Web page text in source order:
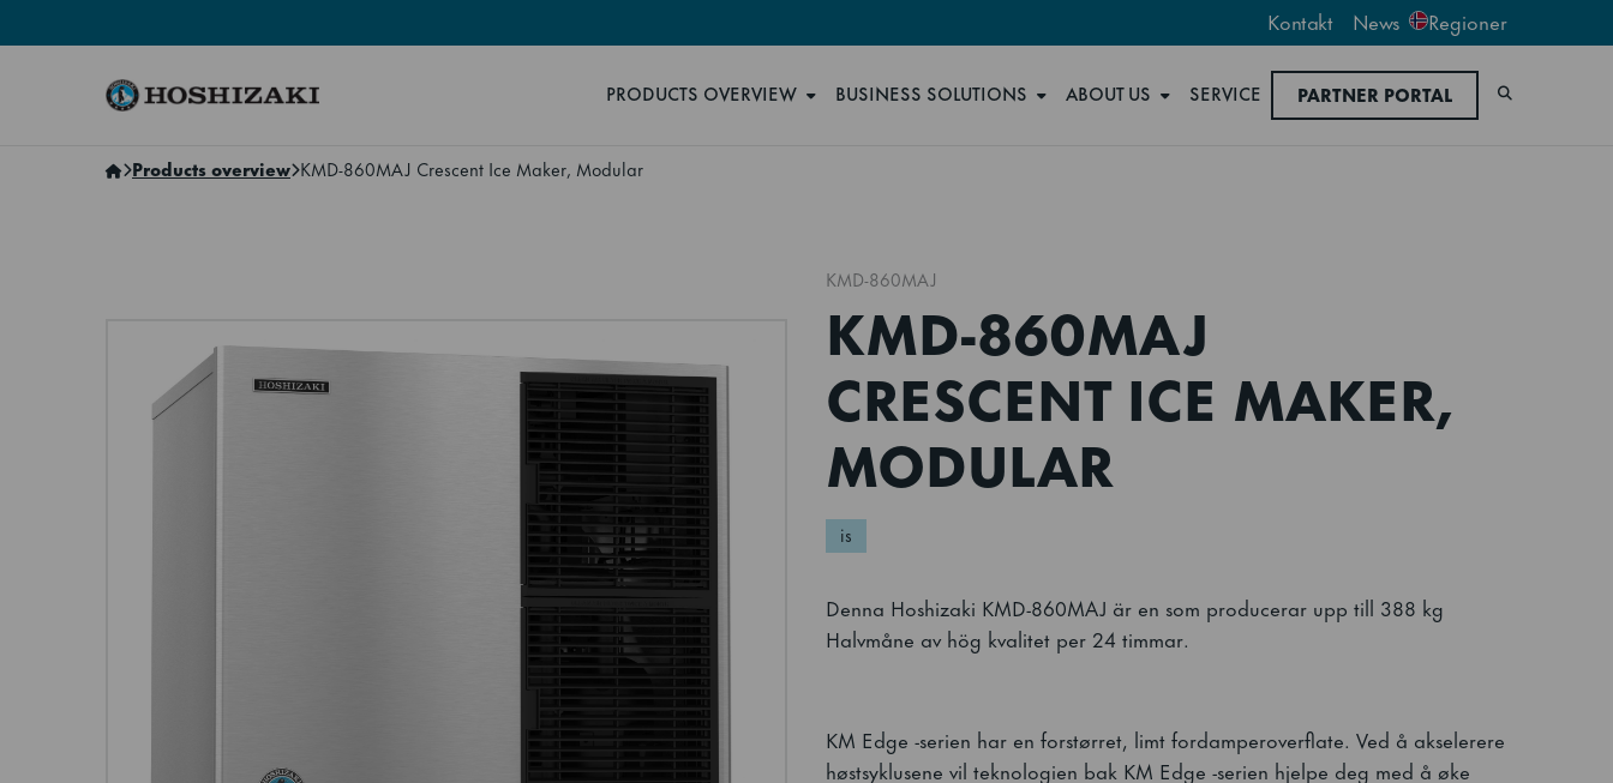
Kontakt News Regioner
PRODUCTS OVERVIEW BUSINESS SOLUTIONS ABOUT US SERVICE PARTNER PORTAL Søk
Products overview KMD-860MAJ Crescent Ice Maker, Modular
KMD-860MAJ
KMD-860MAJ
CRESCENT ICE MAKER,
MODULAR
is
Denna Hoshizaki KMD-860MAJ är en som producerar upp till 388 kg
Halvmåne av hög kvalitet per 24 timmar.
KM Edge -serien har en forstørret, limt fordamperoverflate. Ved å akselerere
høstsyklusene vil teknologien bak KM Edge -serien hjelpe deg med å øke